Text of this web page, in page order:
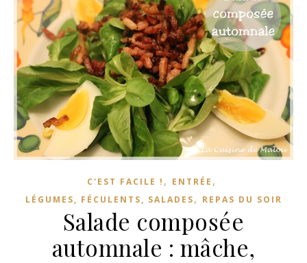
C'EST FACILE ! , ENTRÉE ,
LÉGUMES, FÉCULENTS, SALADES, REPAS DU SOIR
Salade composée
automnale : mâche,